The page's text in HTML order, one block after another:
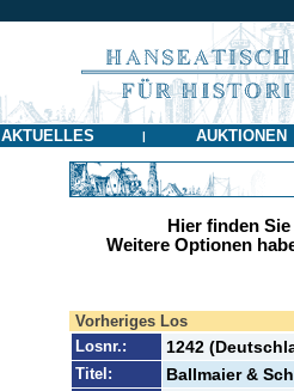
AKTUELLES | AUKTIONEN
Hier finden
Weitere Optionen
Vorheriges Los
Losnr.:
1242
Titel: Ballmaier &